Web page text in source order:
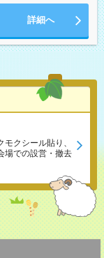
となります）
詳細へ
モクシール貼り、
場での設営・撤去